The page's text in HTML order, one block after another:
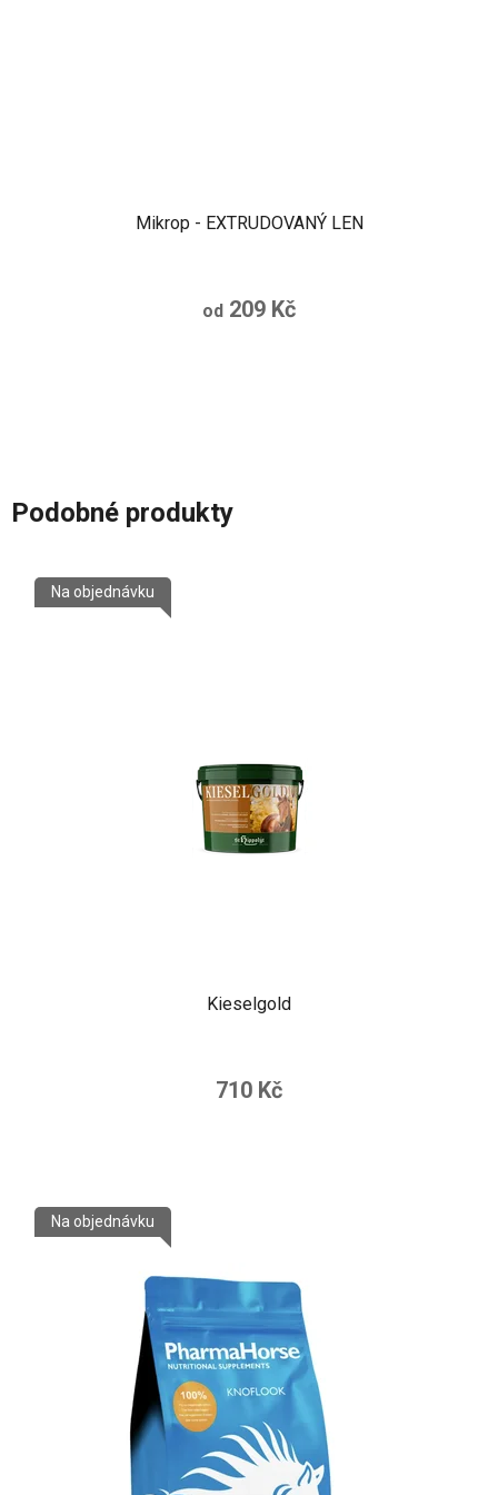
Mikrop - EXTRUDOVANÝ LEN
od 209 Kč
Podobné produkty
Kieselgold
Na objednávku
710 Kč
Na objednávku